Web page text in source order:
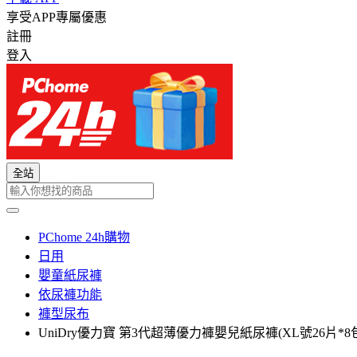
享受APP專屬優惠
註冊
登入
全站
PChome 24h購物
日用
嬰童紙尿褲
依尿褲功能
褲型尿布
UniDry優力寶 第3代超薄優力褲嬰兒紙尿褲(XL號26片*8